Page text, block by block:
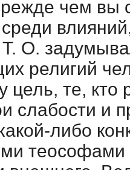
чем вы
О.
религий
цель, те,
слабости и
либо